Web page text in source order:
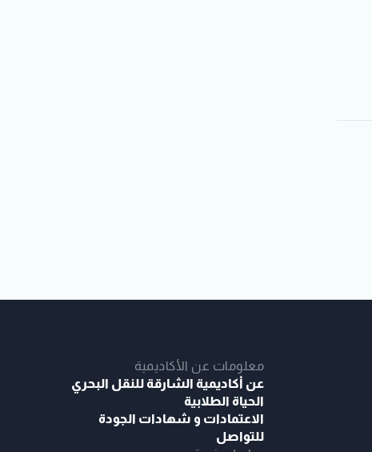
معلومات عن الأكاديمية
عن أكاديمية الشارقة للنقل البحري
الحياة الطلابية
الاعتمادات و شهادات الجودة
للتواصل